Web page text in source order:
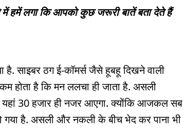
हमें लगा कि आपको कुछ जरूरी बातें बता देते हैं
साइबर ठग ई-कॉमर्स जैसे हूबहू दिखने वाली
होता है कि मन ललचा ही जाता है. असली
यहां 30 हजार ही नजर आएगा. क्योंकि आजकल सब
गया है. असली और नकली के बीच भेद कर पाना भी